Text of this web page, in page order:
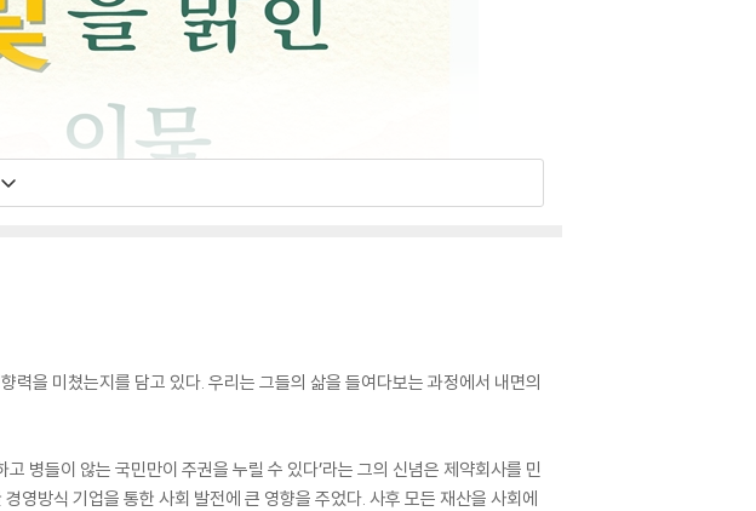
력을 미쳤는지를 담고 있다. 우리는 그들의 삶을 들여다보는 과정에서 내면의
병들이 않는 국민만이 주권을 누릴 수 있다’라는 그의 신념은 제약회사를 민
영방식 기업을 통한 사회 발전에 큰 영향을 주었다. 사후 모든 재산을 사회에